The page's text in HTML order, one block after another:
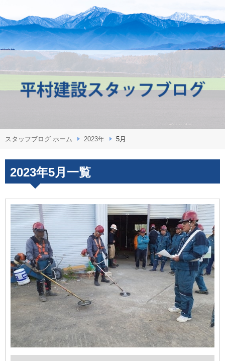
スタッフブログ ホーム 2023年 5月
2023年5月一覧